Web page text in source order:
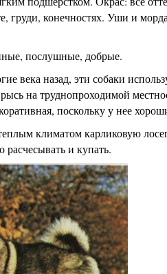
груди, конечностях. Уши и
послушные, добрые.
века назад, эти собаки
на труднопроходимой
поскольку у нее
климатом карликовую
расчесывать и купать.